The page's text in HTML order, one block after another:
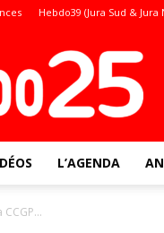
Hebdo39 (Jura Sud & Jura
L’AGENDA